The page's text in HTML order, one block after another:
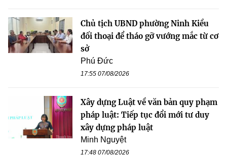
Chủ tịch UBND phường Ninh Kiều
đối thoại để tháo gỡ vướng mắc từ cơ
sở
Phú Đức
17:55 07/08/2026
Xây dựng Luật về văn bản quy phạm
pháp luật: Tiếp tục đổi mới tư duy
xây dựng pháp luật
Minh Nguyệt
17:48 07/08/2026